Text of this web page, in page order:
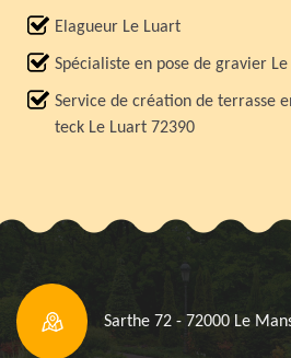
Elagueur Le Luart
Spécialiste en pose de gravier
Service de création de terrasse
teck Le Luart 72390
Sarthe 72 - 72000 Le